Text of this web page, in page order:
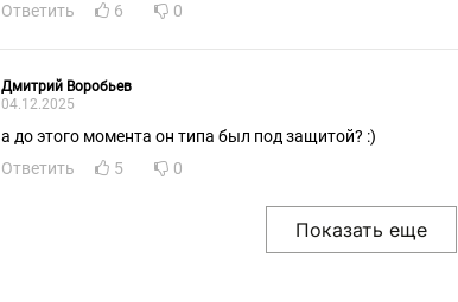
Ответить
6 0
Дмитрий Воробьев
04.12.2025
а до этого момента он типа был под защитой? :)
Ответить
5 0